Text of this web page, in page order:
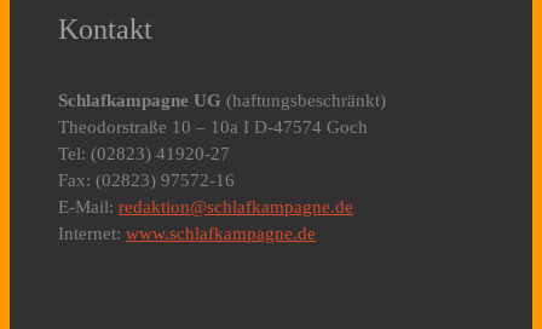
Kontakt
Schlafkampagne UG (haftungsbeschränkt)
Theodorstraße 10 – 10a I D-47574 Goch
Tel: (02823) 41920-27
Fax: (02823) 97572-16
E-Mail: redaktion@schlafkampagne.de
Internet: www.schlafkampagne.de